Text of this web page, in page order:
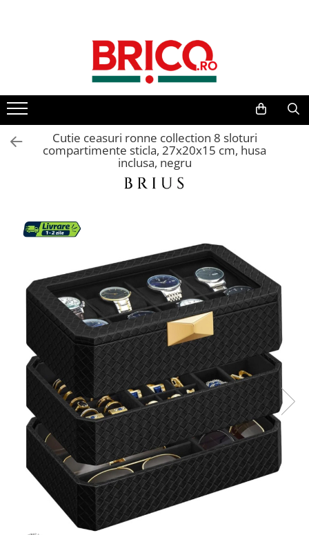
Toate Produsele
Baterii bucatarie
Baterii bideu si dus igienic
Sisteme de dus
Coloane de dus
Seturi de dus
Sisteme de dus incastrate
Brate si palarii dus
Rigole si scurgere dus
Pare, furtunuri si accesorii
Accesorii dus
Toalete
Seturi WC complete
Cutie ceasuri ronne collection 8 sloturi
compartimente sticla, 27x20x15 cm, husa
inclusa, negru